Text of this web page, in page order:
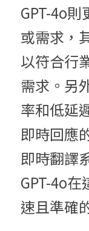
GPT-4o
或需求 ，
以符合行
需求。另
率和低延
即時回應
即時翻譯
GPT-4o
速且準確